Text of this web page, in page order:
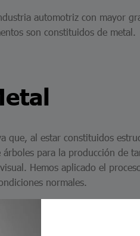
automotriz con mayor
son constituidos de metal.
que, al estar constituidos
para la producción de
Hemos aplicado el
normales.
no solo un producto